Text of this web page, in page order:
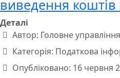
виведення коштів
Деталі
Автор: Головне
Категорія: Податкова
Опубліковано: 16 червня